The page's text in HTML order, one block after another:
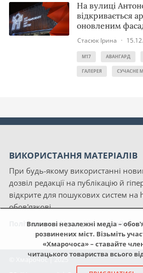
Впливові незалежні медіа –
розвинених міст. Візьміть
«Хмарочоса» – ставайте
читацького товариства всього
На вулиці
відкривається
оновленим
Стасюк Ірина ·
M17 АВАНГАРД
ГАЛЕРЕЯ СУЧАСНЕ
ВИКОРИСТАННЯ МАТЕРІАЛІВ
При будь-якому використанні
дозвіл редакції на публікацію й
відкрите для пошукових систем на
обов'язкові.
Політика конфіденційності сайту
© Хмарочос | 2025